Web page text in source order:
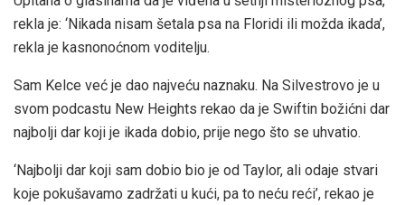
rekla je: ‘Nikada nisam šetala psa na Floridi ili možda ikada’,
rekla je kasnonoćnom voditelju.
Sam Kelce već je dao najveću naznaku. Na Silvestrovo je u
svom podcastu New Heights rekao da je Swiftin božićni dar
najbolji dar koji je ikada dobio, prije nego što se uhvatio.
‘Najbolji dar koji sam dobio bio je od Taylor, ali odaje stvari
koje pokušavamo zadržati u kući, pa to neću reći’, rekao je